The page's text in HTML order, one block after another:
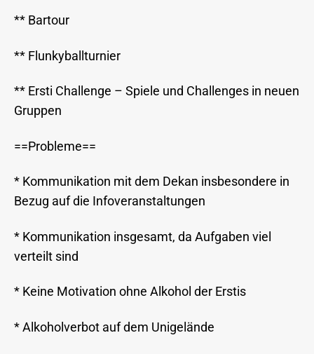
** Bartour
** Flunkyballturnier
** Ersti Challenge – Spiele und Challenges in neuen
Gruppen
==Probleme==
* Kommunikation mit dem Dekan insbesondere in
Bezug auf die Infoveranstaltungen
* Kommunikation insgesamt, da Aufgaben viel
verteilt sind
* Keine Motivation ohne Alkohol der Erstis
* Alkoholverbot auf dem Unigelände